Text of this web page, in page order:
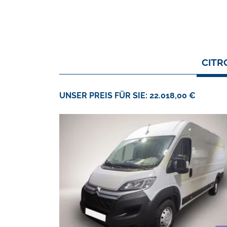
UNSER PREIS FÜR SIE: 22.018,00 €